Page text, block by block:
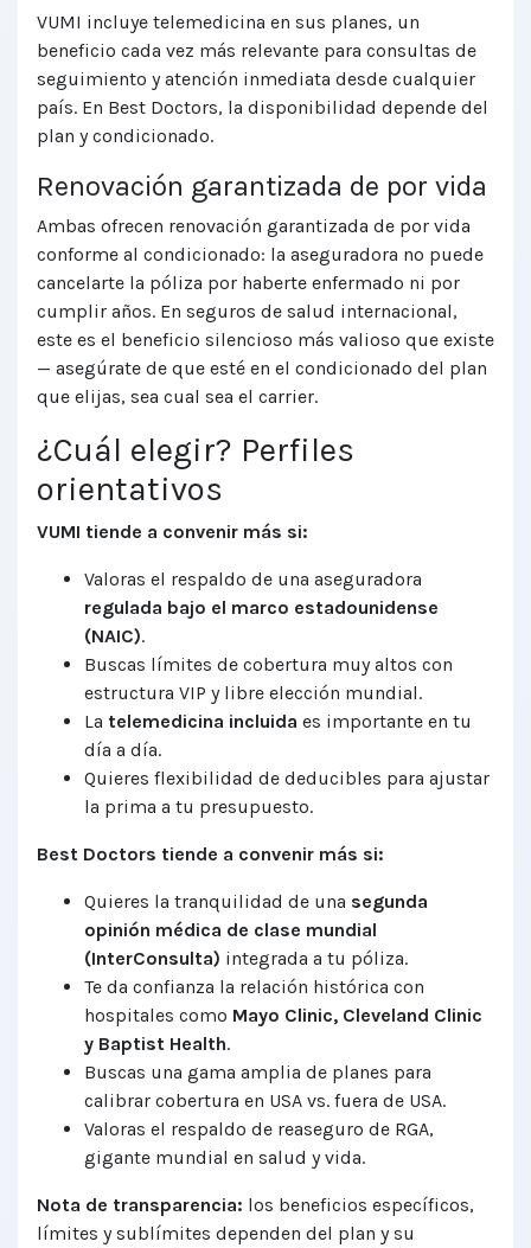
VUMI incluye telemedicina en sus planes, un
beneficio cada vez más relevante para consultas de
seguimiento y atención inmediata desde cualquier
país. En Best Doctors, la disponibilidad depende del
plan y condicionado.
Renovación garantizada de por vida
Ambas ofrecen renovación garantizada de por vida
conforme al condicionado: la aseguradora no puede
cancelarte la póliza por haberte enfermado ni por
cumplir años. En seguros de salud internacional,
este es el beneficio silencioso más valioso que existe
— asegúrate de que esté en el condicionado del plan
que elijas, sea cual sea el carrier.
¿Cuál elegir? Perfiles
orientativos
VUMI tiende a convenir más si:
Valoras el respaldo de una aseguradora
regulada bajo el marco estadounidense
(NAIC).
Buscas límites de cobertura muy altos con
estructura VIP y libre elección mundial.
La telemedicina incluida es importante en tu
día a día.
Quieres flexibilidad de deducibles para ajustar
la prima a tu presupuesto.
Best Doctors tiende a convenir más si:
Quieres la tranquilidad de una segunda
opinión médica de clase mundial
(InterConsulta) integrada a tu póliza.
Te da confianza la relación histórica con
hospitales como Mayo Clinic, Cleveland Clinic
y Baptist Health.
Buscas una gama amplia de planes para
calibrar cobertura en USA vs. fuera de USA.
Valoras el respaldo de reaseguro de RGA,
gigante mundial en salud y vida.
Nota de transparencia: los beneficios específicos,
límites y sublímites dependen del plan y su